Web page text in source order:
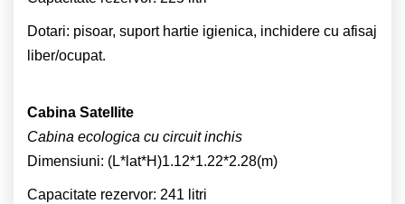
Dotari: pisoar, suport hartie igienica, inchidere cu afisaj
liber/ocupat.
Cabina Satellite
Cabina ecologica cu circuit inchis
Dimensiuni: (L*lat*H)1.12*1.22*2.28(m)
Capacitate rezervor: 241 litri